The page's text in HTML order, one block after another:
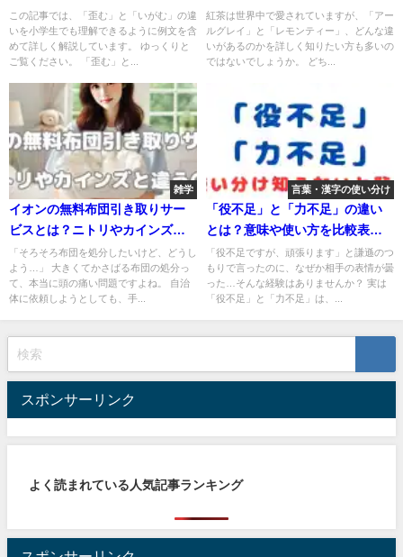
理解できる例文で解説！
この記事では、「歪む」と「いがむ」の違
いを小学生でも理解できるように例文を含
めて詳しく解説しています。 ゆっくりと
ご覧ください。 「歪む」と...
較！
紅茶は世界中で愛されていますが、「アー
ルグレイ」と「レモンティー」、どんな違
いがあるのかを詳しく知りたい方も多いの
ではないでしょうか。 どち...
雑学
イオンの無料布団引き取りサー
ビスとは？ニトリやカインズと
違うの？
「そろそろ布団を処分したいけど、どうし
よう…」 大きくてかさばる布団の処分っ
て、本当に頭の痛い問題ですよね。 自治
体に依頼しようとしても、手...
言葉・漢字の使い分け
「役不足」と「力不足」の違い
とは？意味や使い方を比較表で
徹底解説！
「役不足ですが、頑張ります」と謙遜のつ
もりで言ったのに、なぜか相手の表情が曇
った…そんな経験はありませんか？ 実は
「役不足」と「力不足」は、...
スポンサーリンク
よく読まれている人気記事ランキング